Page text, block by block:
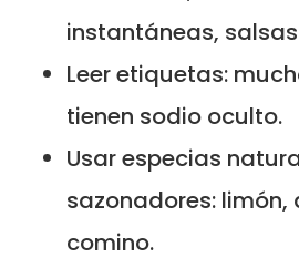
instantáneas,
Leer etiquetas:
tienen sodio oculto.
Usar especias
sazonadores: limón,
comino.